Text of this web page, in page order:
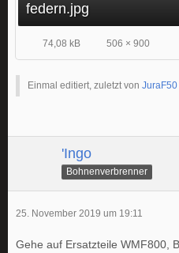
federn.jpg
74,08 kB 506 × 900
Einmal editiert, zuletzt von JuraF50
'Ingo
Bohnenverbrenner
25. November 2019 um 19:11
Gehe auf Ersatzteile WMF800,